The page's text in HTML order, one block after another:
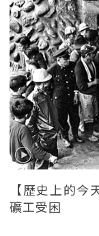
【歷史上的
礦工受困